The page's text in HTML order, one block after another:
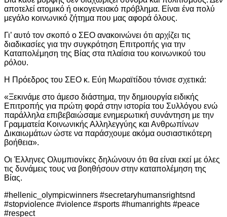
αποτελεί ατομικό ή οικογενειακό πρόβλημα. Είναι ένα πολύ
μεγάλο κοινωνικό ζήτημα που μας αφορά όλους.
Γι’ αυτό τον σκοπό ο ΣΕΟ ανακοινώνει ότι αρχίζει τις
διαδικασίες για την συγκρότηση Επιτροπής για την
Καταπολέμηση της Βίας στα πλαίσια του κοινωνικού του
ρόλου.
Η Πρόεδρος του ΣΕΟ κ. Εύη Μωραϊτίδου τόνισε σχετικά:
«Ξεκινάμε στο άμεσο διάστημα, την δημιουργία ειδικής
Επιτροπής για πρώτη φορά στην ιστορία του Συλλόγου ενώ
παράλληλα επιβεβαιώσαμε ενημερωτική συνάντηση με την
Γραμματεία Κοινωνικής Αλληλεγγύης και Ανθρωπίνων
Δικαιωμάτων ώστε να παράσχουμε ακόμα ουσιαστικότερη
βοήθεια».
Οι Έλληνες Ολυμπιονίκες δηλώνουν ότι θα είναι εκεί με όλες
τις δυνάμεις τους να βοηθήσουν στην καταπολέμηση της
Βίας.
#hellenic_olympicwinners #secretaryhumansrightsnd
#stopviolence #violence #sports #humanrights #peace
#respect